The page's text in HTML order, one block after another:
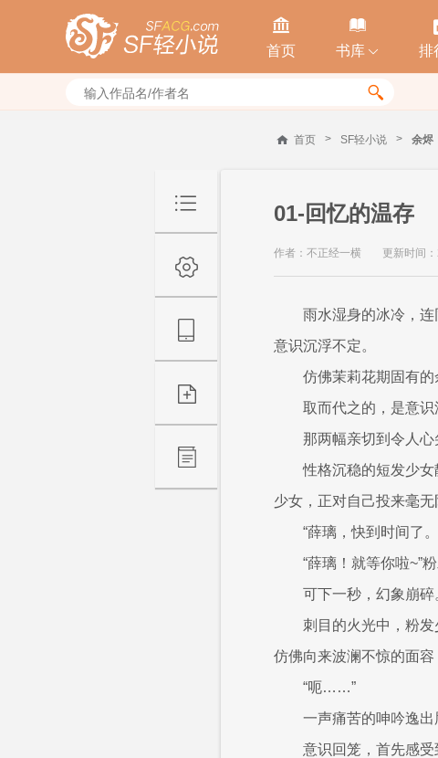

首页

书库  排

首页 > SF轻小说 > 余烬
01-回忆的温存
作者：不正经一横 更新时间
雨水湿身的冰冷，
意识沉浮不定。
仿佛茉莉花期固有的
取而代之的，是意识
那两幅亲切到令人
性格沉稳的短发少
少女，正对自己投来毫无
“薛璃，快到时间了
“薛璃！就等你啦~”
可下一秒，幻象崩碎
刺目的火光中，粉
仿佛向来波澜不惊的面
“呃……”
一声痛苦的呻吟逸出
意识回笼，首先感